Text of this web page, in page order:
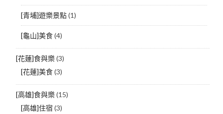
[青埔]遊樂景點(1)
[龜山]美食(4)
[花蓮]食與樂(3)
[花蓮]美食(3)
[高雄]食與樂(15)
[高雄]住宿 (3)